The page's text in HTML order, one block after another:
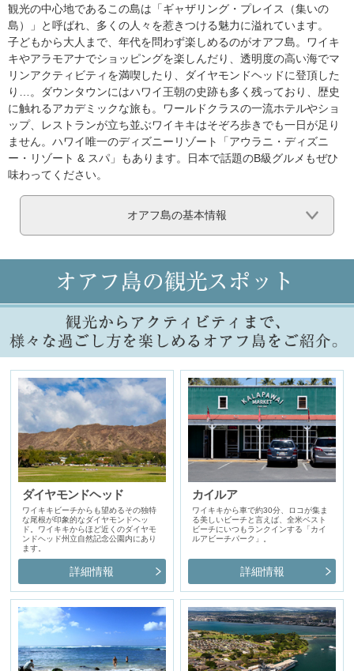
観光の中心地であるこの島は「ギャザリング・プレイス（集いの
島）」と呼ばれ、多くの人々を惹きつける魅力に溢れています。
子どもから大人まで、年代を問わず楽しめるのがオアフ島。ワイキ
キやアラモアナでショッピングを楽しんだり、透明度の高い海でマ
リンアクティビティを満喫したり、ダイヤモンドヘッドに登頂した
り…。ダウンタウンにはハワイ王朝の史跡も多く残っており、歴史
に触れるアカデミックな旅も。ワールドクラスの一流ホテルやショ
ップ、レストランが立ち並ぶワイキキはそぞろ歩きでも一日が足り
ません。ハワイ唯一のディズニーリゾート「アウラニ・ディズニ
ー・リゾート & スパ」もあります。日本で話題のB級グルメもぜひ
味わってください。
オアフ島の基本情報
ダイヤモンドヘッド
ワイキキビーチからも望めるその独特
な尾根が印象的なダイヤモンドヘッ
ド。ワイキキからほど近くのダイヤモ
ンドヘッド州立自然記念公園内にあり
ます。
詳細情報
カイルア
ワイキキから車で約30分、ロコが集ま
る美しいビーチと言えば、全米ベスト
ビーチにいつもランクインする「カイ
ルアビーチパーク」。
詳細情報